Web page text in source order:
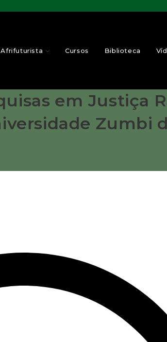
Afrifuturista Cursos Biblioteca
em Justiça
Zumbi